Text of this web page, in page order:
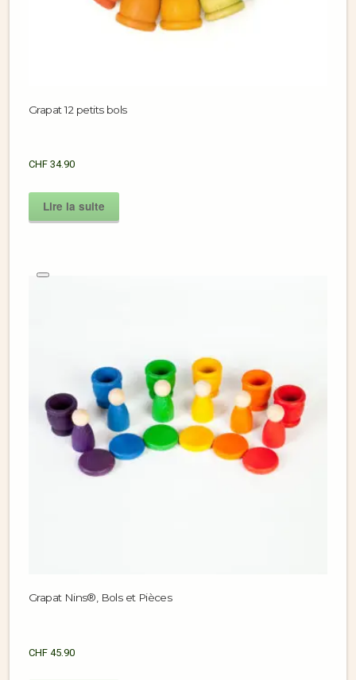
Grapat 12 petits bols
CHF 34.90
Lire la suite
Grapat Nins®, Bols et Pièces
CHF 45.90